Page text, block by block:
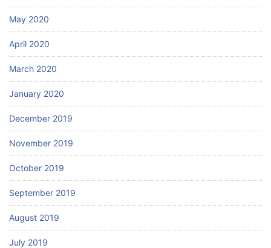
May 2020
April 2020
March 2020
January 2020
December 2019
November 2019
October 2019
September 2019
August 2019
July 2019